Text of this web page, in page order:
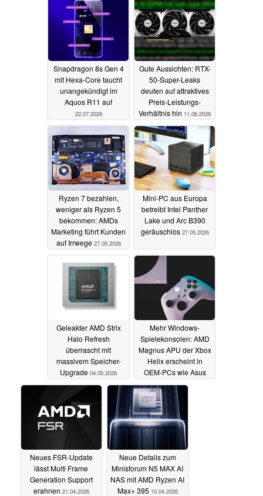
Snapdragon 8s Gen 4
mit Hexa-Core taucht
unangekündigt im
Aquos R11 auf
22.07.2026
Gute Aussichten: RTX-
50-Super-Leaks
deuten auf attraktives
Preis-Leistungs-
Verhältnis hin 11.06.2026
Ryzen 7 bezahlen,
weniger als Ryzen 5
bekommen: AMDs
Marketing führt Kunden
auf Irrwege 27.05.2026
Mini-PC aus Europa
betreibt Intel Panther
Lake und Arc B390
geräuschlos 27.05.2026
Geleakter AMD Strix
Halo Refresh
überrascht mit
massivem Speicher-
Upgrade 04.05.2026
Mehr Windows-
Spielekonsolen: AMD
Magnus APU der Xbox
Helix erscheint in
OEM-PCs wie Asus
21.04.2026
Neues FSR-Update
lässt Multi Frame
Generation Support
erahnen 21.04.2026
Neue Details zum
Minisforum N5 MAX AI
NAS mit AMD Ryzen AI
Max+ 395 10.04.2026